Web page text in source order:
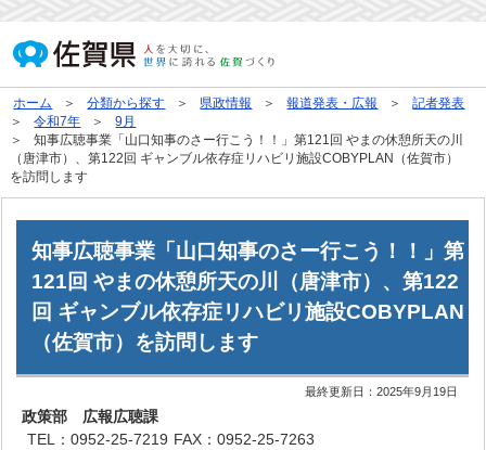
ホーム 分類から探す 県政情報 報道発表・広報
記者発表
令和7年
9月
知事広聴事業「山口知事のさー行こう！！」第121回 やまの休憩所天の川
（唐津市）、第122回 ギャンブル依存症リハビリ施設COBYPLAN（佐賀市）
を訪問します
知事広聴事業「山口知事のさー行こう！！」第
121回 やまの休憩所天の川（唐津市）、第122
回 ギャンブル依存症リハビリ施設COBYPLAN
（佐賀市）を訪問します
最終更新日：2025年9月19日
政策部 広報広聴課
TEL：0952-25-7219 FAX：0952-25-7263